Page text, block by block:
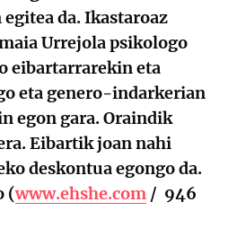
da. Ikastaroaz
Urrejola psikologo
eibartarrarekin eta
eta genero-indarkerian
egon gara. Oraindik
Eibartik joan nahi
deskontua egongo da.
(www.ehshe.com / 946